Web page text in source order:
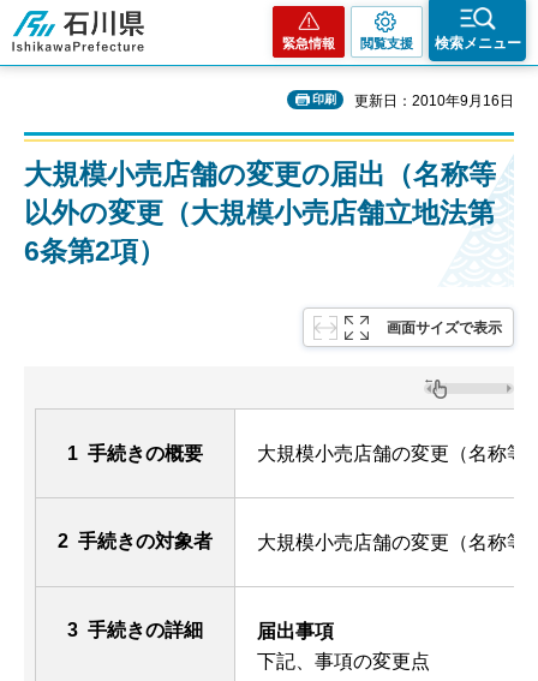
石川県
緊急情報 閲覧支援 検索メニュー
印刷 更新日：2010年9月16日
大規模小売店舗の変更の届出（名称等
以外の変更（大規模小売店舗立地法第
6条第2項）
画面サイズで表示
1 手続きの概要 大規模小売店舗の変更（名称等
2 手続きの対象者 大規模小売店舗の変更（名称等
3 手続きの詳細
届出事項
下記、事項の変更点